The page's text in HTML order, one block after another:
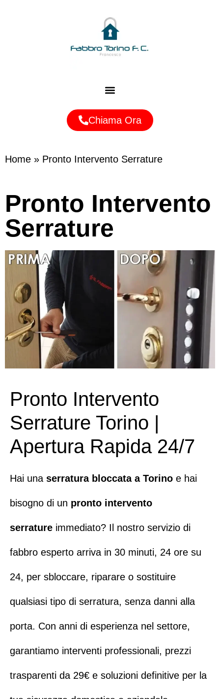
Chiama Ora
Home » Pronto Intervento Serrature
Pronto Intervento
Serrature
Pronto Intervento
Serrature Torino |
Apertura Rapida 24/7
Hai una serratura bloccata a Torino e hai
bisogno di un pronto intervento
serrature immediato? Il nostro servizio di
fabbro esperto arriva in 30 minuti, 24 ore su
24, per sbloccare, riparare o sostituire
qualsiasi tipo di serratura, senza danni alla
porta. Con anni di esperienza nel settore,
garantiamo interventi professionali, prezzi
trasparenti da 29€ e soluzioni definitive per la